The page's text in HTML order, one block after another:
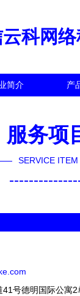
科网
简介 产
服务项
SERVICE ITEM
号德明国际公寓2